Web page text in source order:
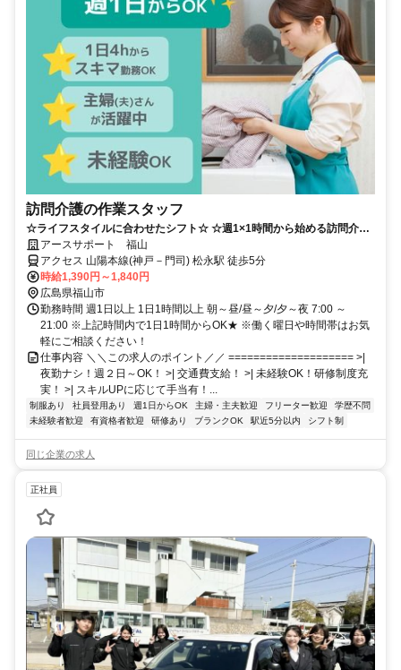
訪問介護の作業スタッフ
☆ライフスタイルに合わせたシフト☆ ☆週1×1時間から始める訪問介
護！☆
アースサポート 福山
アクセス 山陽本線(神戸－門司) 松永駅 徒歩5分
時給1,390円～1,840円
広島県福山市
勤務時間 週1日以上 1日1時間以上 朝～昼/昼～夕/夕～夜 7:00 ～
21:00 ※上記時間内で1日1時間からOK★ ※働く曜日や時間帯はお気
軽にご相談ください！
仕事内容 ＼＼この求人のポイント／／ ==================== >|
夜勤ナシ！週２日～OK！ >| 交通費支給！ >| 未経験OK！研修制度充
実！ >| スキルUPに応じて手当有！...
制服あり 社員登用あり 週1日からOK 主婦・主夫歓迎 フリーター歓迎
学歴不問
未経験者歓迎
有資格者歓迎 研修あり ブランクOK 駅近5分以内 シフト制
同じ企業の求人
正社員